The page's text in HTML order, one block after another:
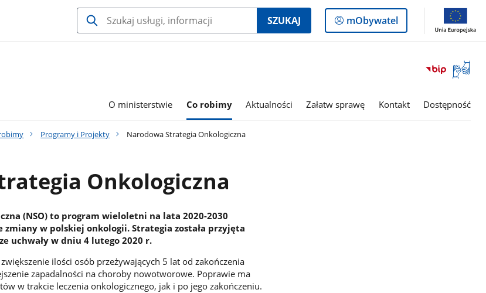
SZUKAJ
Logowanie
do
mObywatel
Otwórz
okno
O ministerstwie Co robimy Aktualności Załatw sprawę Kontakt Dostępność
Programy i Projekty Narodowa Strategia Onkologiczna
Onkologiczna
(NSO) to program wieloletni na lata 2020-2030
w polskiej onkologii. Strategia została przyjęta
uchwały w dniu 4 lutego 2020 r.
ilości osób przeżywających 5 lat od zakończenia
zapadalności na choroby nowotworowe. Poprawie ma
w trakcie leczenia onkologicznego, jak i po jego zakończeniu.